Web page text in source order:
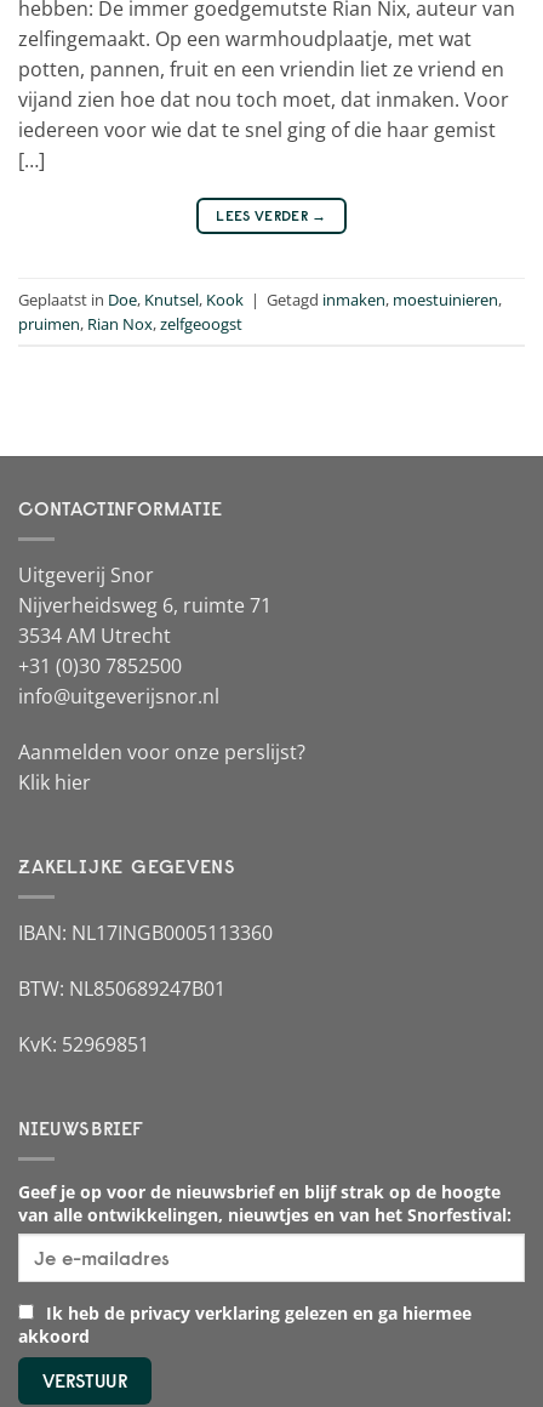
hebben: De immer goedgemutste Rian Nix, auteur van
zelfingemaakt. Op een warmhoudplaatje, met wat
potten, pannen, fruit en een vriendin liet ze vriend en
vijand zien hoe dat nou toch moet, dat inmaken. Voor
iedereen voor wie dat te snel ging of die haar gemist
[…]
LEES VERDER →
Geplaatst in Doe, Knutsel, Kook | Getagd inmaken, moestuinieren,
pruimen, Rian Nox,zelfgeoogst
CONTACTINFORMATIE
Uitgeverij Snor
Nijverheidsweg 6, ruimte 71
3534 AM Utrecht
+31 (0)30 7852500
info@uitgeverijsnor.nl
Aanmelden voor onze perslijst?
Klik hier
ZAKELIJKE GEGEVENS
IBAN: NL17INGB0005113360
BTW: NL850689247B01
KvK: 52969851
NIEUWSBRIEF
Geef je op voor de nieuwsbrief en blijf strak op de hoogte
van alle ontwikkelingen, nieuwtjes en van het Snorfestival:
Ik heb de privacy verklaring gelezen en ga hiermee
akkoord